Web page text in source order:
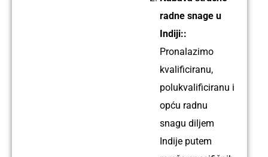
godina
Ime:
shambhu
Profil:
Zavarivač
radne snage u
Indiji::
Pronalazimo
kvalificiranu,
polukvalificiranu i
opću radnu
snagu diljem
Indije putem